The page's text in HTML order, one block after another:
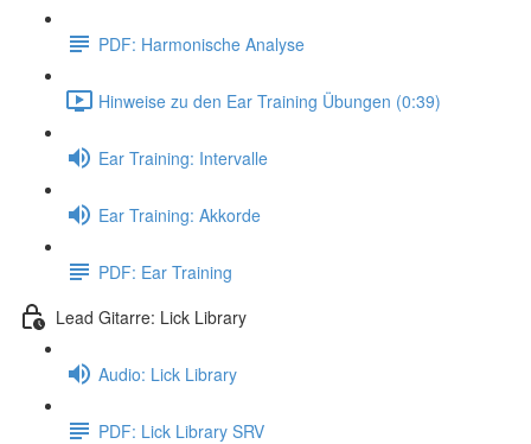
PDF: Harmonische Analyse
Hinweise zu den Ear Training Übungen (0:39)
Ear Training: Intervalle
Ear Training: Akkorde
PDF: Ear Training
Lead Gitarre: Lick Library
Audio: Lick Library
PDF: Lick Library SRV